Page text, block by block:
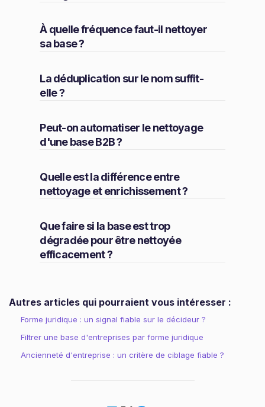
À quelle fréquence faut-il nettoyer
sa base ?
La déduplication sur le nom suffit-
elle ?
Peut-on automatiser le nettoyage
d'une base B2B ?
Quelle est la différence entre
nettoyage et enrichissement ?
Que faire si la base est trop
dégradée pour être nettoyée
efficacement ?
Autres articles qui pourraient vous intéresser :
Forme juridique : un signal fiable sur le décideur ?
Filtrer une base d'entreprises par forme juridique
Ancienneté d'entreprise : un critère de ciblage fiable ?